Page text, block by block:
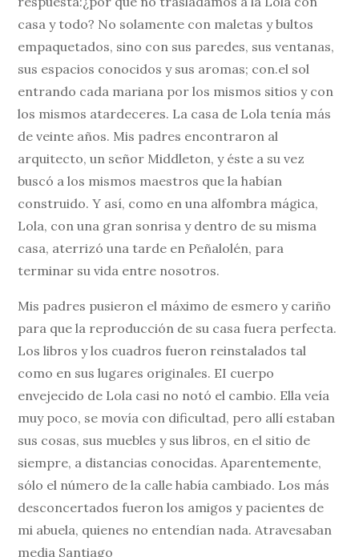
casa y todo? No solamente con maletas y bultos
empaquetados, sino con sus paredes, sus ventanas,
sus espacios conocidos y sus aromas; con.el sol
entrando cada mariana por los mismos sitios y con
los mismos atardeceres. La casa de Lola tenía más
de veinte años. Mis padres encontraron al
arquitecto, un señor Middleton, y éste a su vez
buscó a los mismos maestros que la habían
construido. Y así, como en una alfombra mágica,
Lola, con una gran sonrisa y dentro de su misma
casa, aterrizó una tarde en Peñalolén, para
terminar su vida entre nosotros.
Mis padres pusieron el máximo de esmero y cariño
para que la reproducción de su casa fuera perfecta.
Los libros y los cuadros fueron reinstalados tal
como en sus lugares originales. EI cuerpo
envejecido de Lola casi no notó el cambio. Ella veía
muy poco, se movía con dificultad, pero allí estaban
sus cosas, sus muebles y sus libros, en el sitio de
siempre, a distancias conocidas. Aparentemente,
sólo el número de la calle había cambiado. Los más
desconcertados fueron los amigos y pacientes de
mi abuela, quienes no entendían nada. Atravesaban
media Santiago